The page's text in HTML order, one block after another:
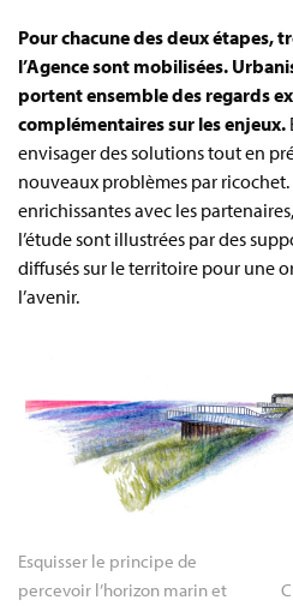
Pour chacune des deux étapes,
l’Agence sont mobilisées.
portent ensemble des regards
complémentaires sur les enjeux.
envisager des solutions tout en
nouveaux problèmes par
enrichissantes avec les
l’étude sont illustrées par des
diffusés sur le territoire pour une
l’avenir.
Esquisser le principe de
percevoir l’horizon marin et